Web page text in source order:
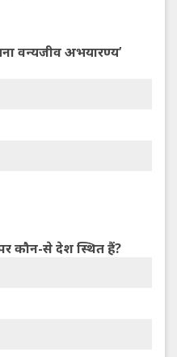
वन्यजीव अभयारण्य’
कौन-से देश स्थित हैं?